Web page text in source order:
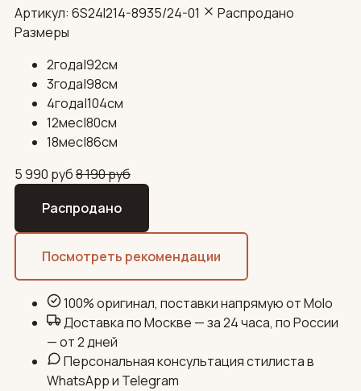
Артикул: 6S24I214-8935/24-01
Распродано
Размеры
2года|92см
3года|98см
4года|104см
12мес|80см
18мес|86см
5 990 руб8 190руб
Распродано
Посмотреть рекомендации
100% оригинал, поставки напрямую от Molo
Доставка по Москве — за 24 часа, по России
— от 2 дней
Персональная консультация стилиста в
WhatsApp и Telegram